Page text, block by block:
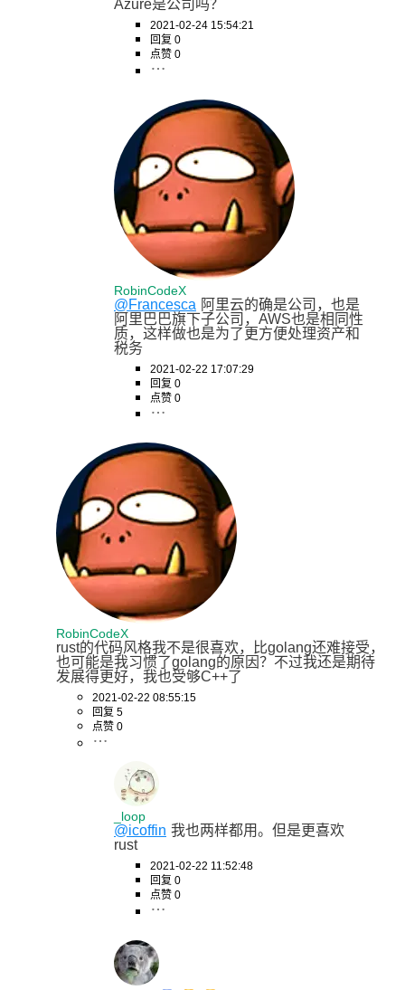
Azure是公司吗？
2021-02-24 15:54:21
回复 0
点赞 0
RobinCodeX
@Francesca 阿里云的确是公司，也是
阿里巴巴旗下子公司，AWS也是相同性
质，这样做也是为了更方便处理资产和
税务
2021-02-22 17:07:29
回复 0
点赞 0
RobinCodeX
rust的代码风格我不是很喜欢，比golang还难接受，
也可能是我习惯了golang的原因？不过我还是期待
发展得更好，我也受够C++了
2021-02-22 08:55:15
回复 5
点赞 0
_loop
@icoffin 我也两样都用。但是更喜欢
rust
2021-02-22 11:52:48
回复 0
点赞 0